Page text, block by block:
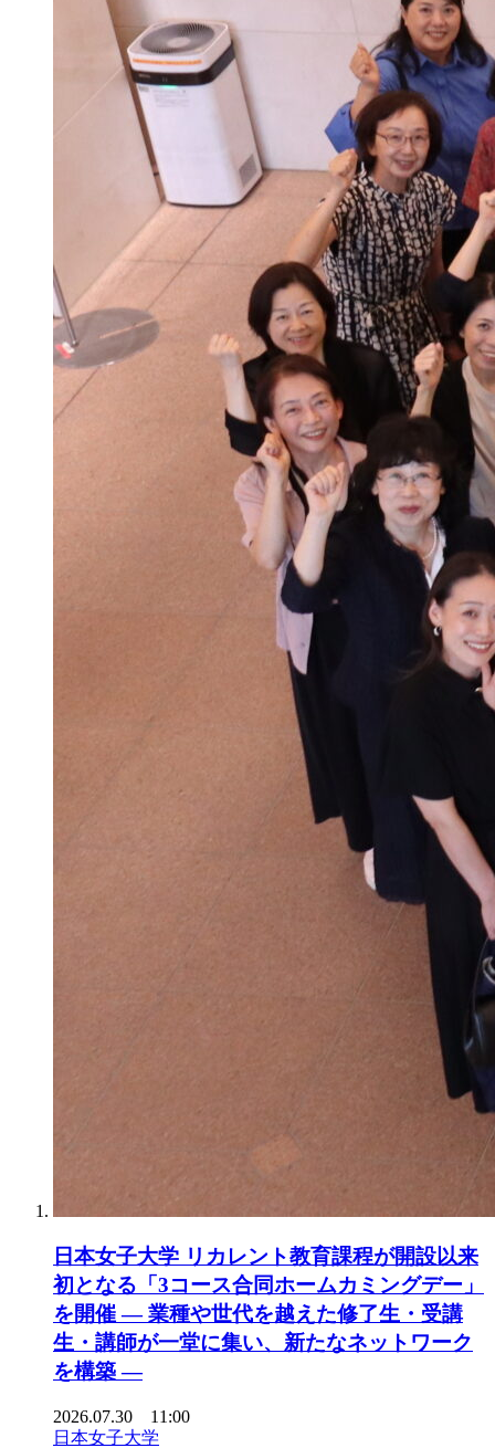
日本女子大学 リカレント教育課程が開設以来
初となる「3コース合同ホームカミングデー」
を開催 ― 業種や世代を越えた修了生・受講
生・講師が一堂に集い、新たなネットワーク
を構築 ―
2026.07.30 11:00
日本女子大学